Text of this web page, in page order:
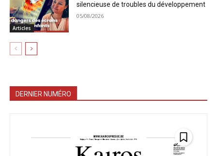
Articles
silencieuse de troubles du développement
05/08/2026
DERNIER NUMÉRO